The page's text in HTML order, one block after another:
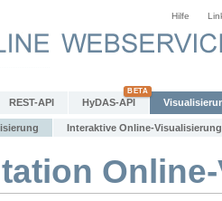
Hilfe
REST-API HyDAS-API
Interaktive Online-Visualisierung